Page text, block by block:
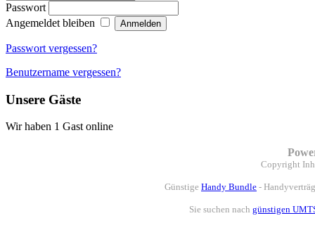
Passwort
Angemeldet bleiben
Passwort vergessen?
Benutzername vergessen?
Unsere Gäste
Wir haben 1 Gast online
Copyright
Günstige Handy Bundle -
Sie suchen nach günstigen